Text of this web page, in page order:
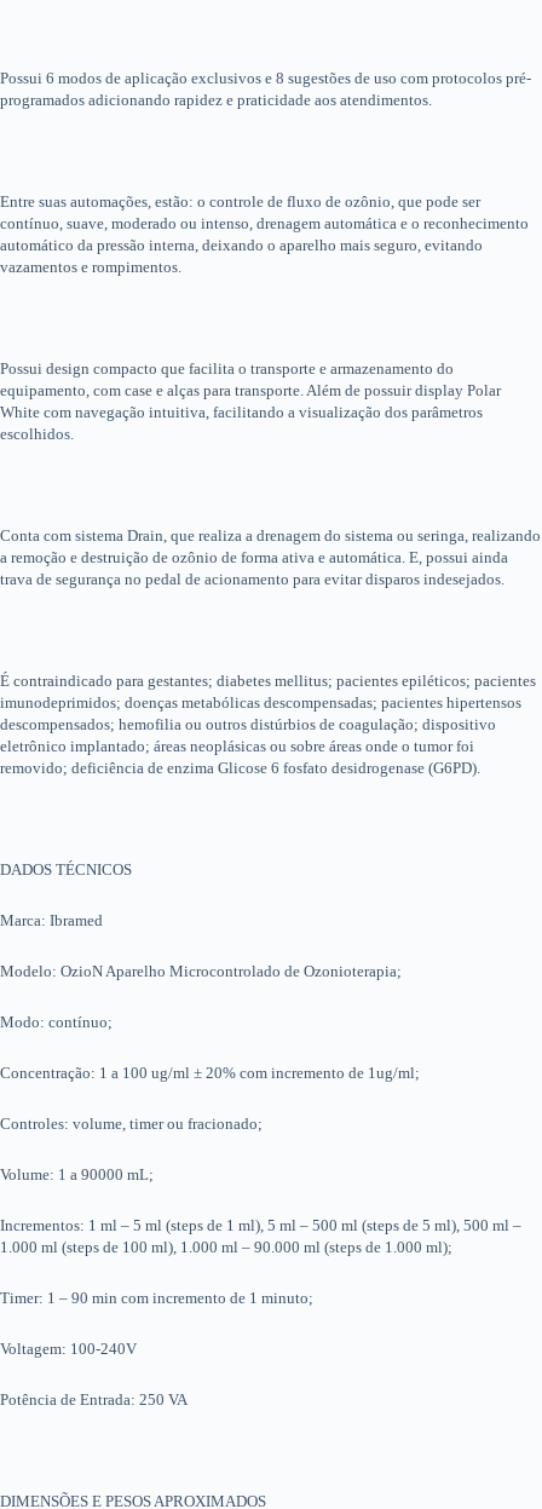
Possui 6 modos de aplicação exclusivos e 8 sugestões de uso com protocolos pré-
programados adicionando rapidez e praticidade aos atendimentos.
Entre suas automações, estão: o controle de fluxo de ozônio, que pode ser
contínuo, suave, moderado ou intenso, drenagem automática e o reconhecimento
automático da pressão interna, deixando o aparelho mais seguro, evitando
vazamentos e rompimentos.
Possui design compacto que facilita o transporte e armazenamento do
equipamento, com case e alças para transporte. Além de possuir display Polar
White com navegação intuitiva, facilitando a visualização dos parâmetros
escolhidos.
Conta com sistema Drain, que realiza a drenagem do sistema ou seringa, realizando
a remoção e destruição de ozônio de forma ativa e automática. E, possui ainda
trava de segurança no pedal de acionamento para evitar disparos indesejados.
É contraindicado para gestantes; diabetes mellitus; pacientes epiléticos; pacientes
imunodeprimidos; doenças metabólicas descompensadas; pacientes hipertensos
descompensados; hemofilia ou outros distúrbios de coagulação; dispositivo
eletrônico implantado; áreas neoplásicas ou sobre áreas onde o tumor foi
removido; deficiência de enzima Glicose 6 fosfato desidrogenase (G6PD).
DADOS TÉCNICOS
Marca: Ibramed
Modelo: OzioN Aparelho Microcontrolado de Ozonioterapia;
Modo: contínuo;
Concentração: 1 a 100 ug/ml ± 20% com incremento de 1ug/ml;
Controles: volume, timer ou fracionado;
Volume: 1 a 90000 mL;
Incrementos: 1 ml – 5 ml (steps de 1 ml), 5 ml – 500 ml (steps de 5 ml), 500 ml –
1.000 ml (steps de 100 ml), 1.000 ml – 90.000 ml (steps de 1.000 ml);
Timer: 1 – 90 min com incremento de 1 minuto;
Voltagem: 100-240V
Potência de Entrada: 250 VA
DIMENSÕES E PESOS APROXIMADOS